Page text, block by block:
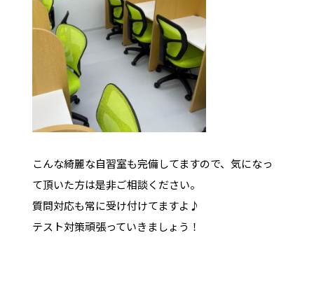
こんな綺麗な自習室も完備してますので、気になっ
て頂いた方は是非ご相談ください。
質問対応も常に受け付けてますよ♪
テスト対策頑張っていきましょう！